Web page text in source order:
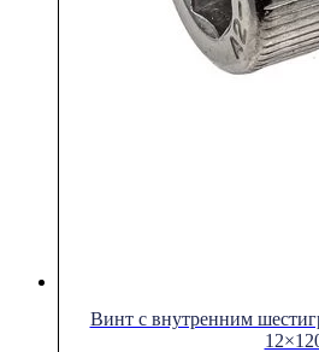
Винт с внутренним